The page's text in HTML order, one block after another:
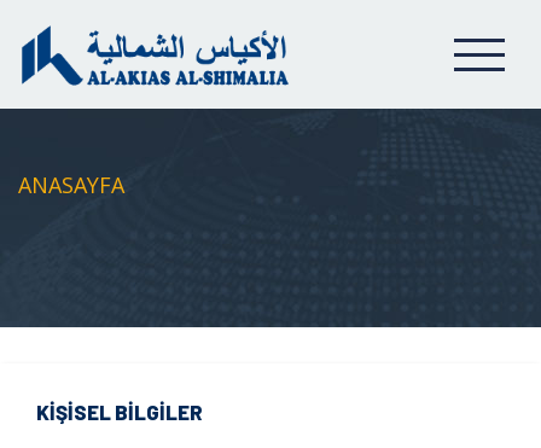
ANASAYFA
KİŞİSEL BİLGİLER